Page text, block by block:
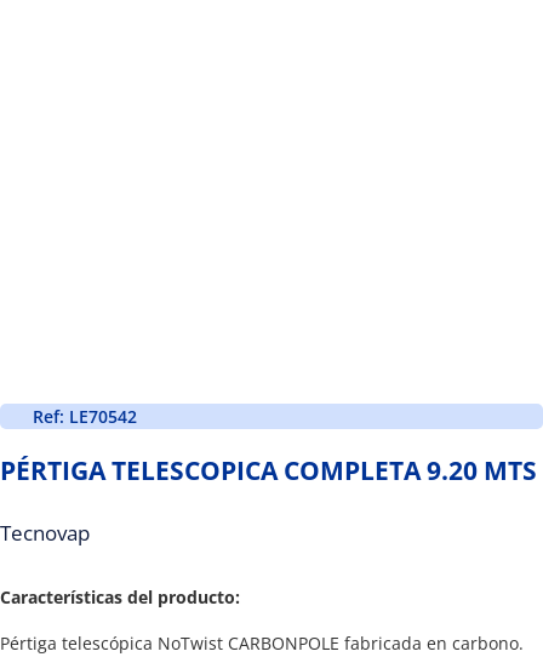
Ref: LE70542
PÉRTIGA TELESCOPICA COMPLETA 9.20 MTS
Tecnovap
Características del producto:
Pértiga telescópica NoTwist CARBONPOLE fabricada en carbono.